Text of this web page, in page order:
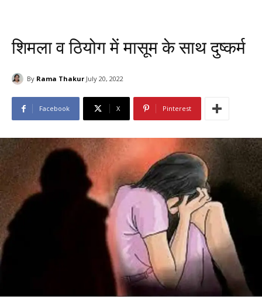
शिमला व ठियोग में मासूम के साथ दुष्कर्म
By Rama Thakur July 20, 2022
Facebook X Pinterest